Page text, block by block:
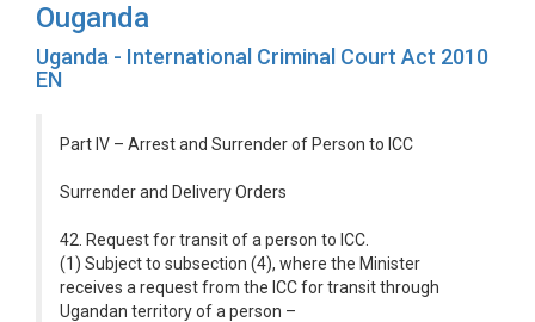
Ouganda
Uganda - International Criminal Court Act 2010
EN
Part IV – Arrest and Surrender of Person to ICC
Surrender and Delivery Orders
42. Request for transit of a person to ICC.
(1) Subject to subsection (4), where the Minister
receives a request from the ICC for transit through
Ugandan territory of a person –